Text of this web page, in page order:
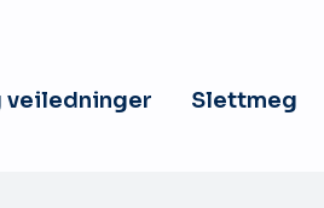
veiledninger Slettmeg